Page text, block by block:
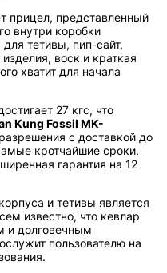
прицел, представленный
внутри коробки
для тетивы, пип-сайт,
воск и краткая
хватит для начала
27 кгс, что
Kung Fossil MK-
с доставкой до
кротчайшие сроки.
гарантия на 12
и тетивы является
известно, что кевлар
и долговечным
пользователю на